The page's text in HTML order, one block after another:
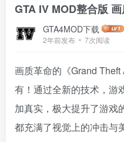
GTA IV MOD整合版
GTA4MOD下载
2年前发布 7次阅读
画质革命的《Grand
有！通过全新的技术，游
加真实，极大提升了游戏
都充满了视觉上的冲击与